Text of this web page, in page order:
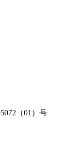
（01）号